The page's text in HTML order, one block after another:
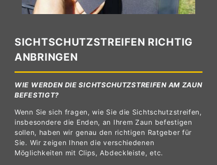
SICHTSCHUTZSTREIFEN RICHTIG
ANBRINGEN
WIE WERDEN DIE SICHTSCHUTZSTREIFEN AM ZAUN
BEFESTIGT?
Wenn Sie sich fragen, wie Sie die Sichtschutzstreifen,
insbesondere die Enden, an Ihrem Zaun befestigen
sollen, haben wir genau den richtigen Ratgeber für
Sie. Wir zeigen Ihnen die verschiedenen
Möglichkeiten mit Clips, Abdeckleiste, etc.